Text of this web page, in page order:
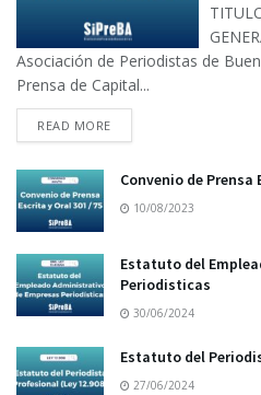
Asociación de Periodistas de
Prensa de Capital...
READ MORE
Convenio de Prensa
10/08/2023
Estatuto del
Periodisticas
30/06/2024
Estatuto del
27/06/2024